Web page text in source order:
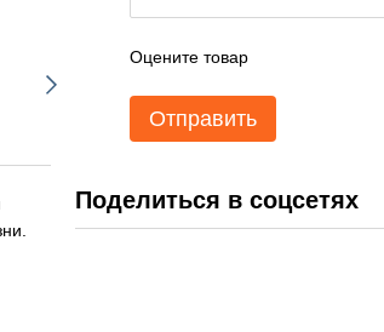
Оцените товар
Отправить
Поделиться в соцсетях